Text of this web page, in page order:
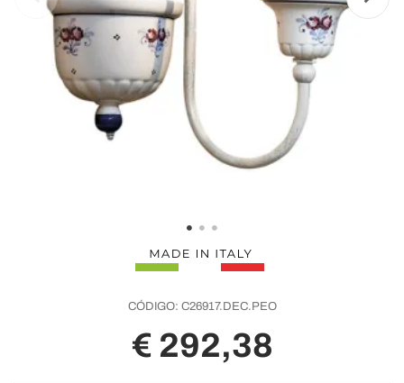
CÓDIGO: C26917.DEC.PEO
€ 292,38